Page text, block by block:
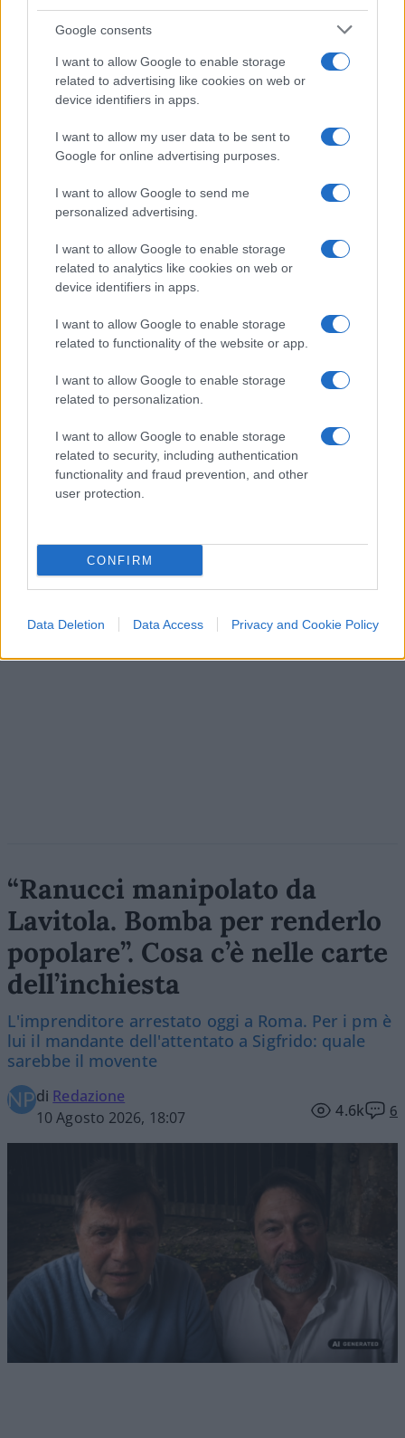
Google consents
I want to allow Google to enable storage
related to advertising like cookies on web or
device identifiers in apps.
I want to allow my user data to be sent to
Google for online advertising purposes.
I want to allow Google to send me
personalized advertising.
I want to allow Google to enable storage
related to analytics like cookies on web or
device identifiers in apps.
I want to allow Google to enable storage
related to functionality of the website or app.
I want to allow Google to enable storage
related to personalization.
I want to allow Google to enable storage
related to security, including authentication
functionality and fraud prevention, and other
user protection.
CONFIRM
Data Deletion Data Access Privacy and Cookie Policy
su più fronti, dalle infrastrutture alla rigenerazione
urbana, dalla riqualificazione al rilancio dei
territori.
il nodo
dell’Imu, una patrimoniale che, gravando ogni
redditività, contribuisce ad accelerarne il degrado
anziché favorirne il recupero.
“Ranucci manipolato da
Lavitola. Bomba per renderlo
popolare”. Cosa c’è nelle carte
dell’inchiesta
L'imprenditore arrestato oggi a Roma. Per i pm è
lui il mandante dell'attentato a Sigfrido: quale
sarebbe il movente
di Redazione
10 Agosto 2026, 18:07
4.6k 6